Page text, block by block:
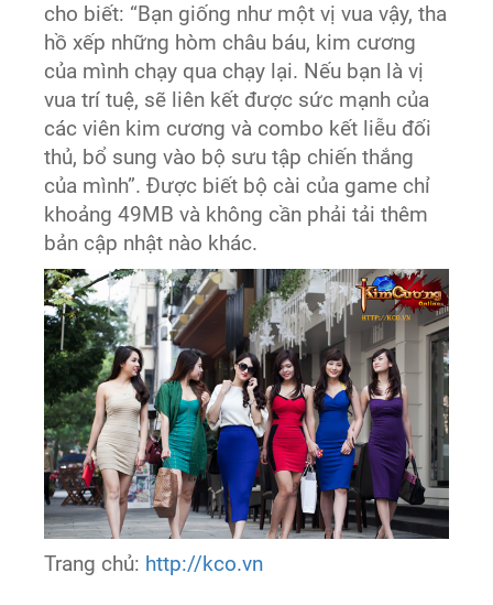
cho biết: “Bạn giống như một vị vua vậy, tha
hồ xếp những hòm châu báu, kim cương
của mình chạy qua chạy lại. Nếu bạn là vị
vua trí tuệ, sẽ liên kết được sức mạnh của
các viên kim cương và combo kết liễu đối
thủ, bổ sung vào bộ sưu tập chiến thắng
của mình”. Được biết bộ cài của game chỉ
khoảng 49MB và không cần phải tải thêm
bản cập nhật nào khác.
Trang chủ: http://kco.vn